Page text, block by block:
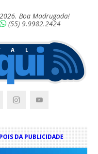
Boa Madrugada!
(55) 9.9982.2424
DA PUBLICIDADE